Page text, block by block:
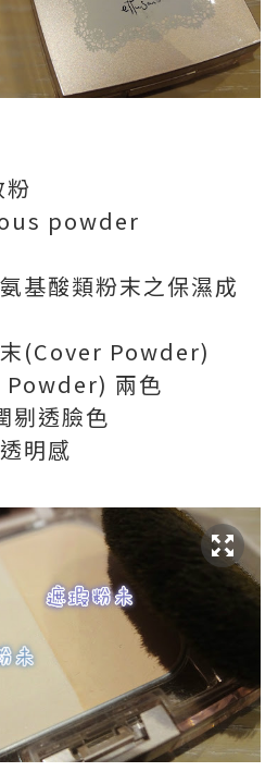
powder
基酸類粉末之保濕成
(Cover Powder)
兩色
剔透臉色
明感